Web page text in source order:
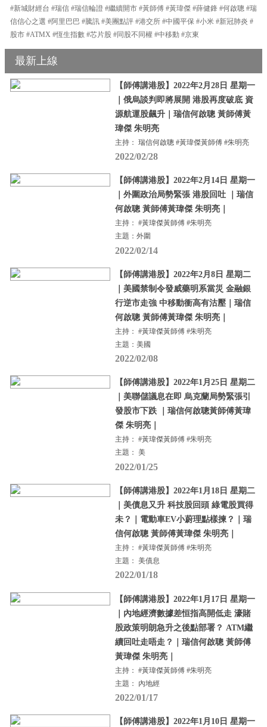
#新城財經台 #瑞信 #瑞信輪證 #繼續開市 #黃師傅 #黃瑋傑 #薛健鋒 #何啟聰 #瑞
信信心之選 #阿里巴巴 #騰訊 #美團點評 #港交所 #中國平保 #小米 #新冠肺炎 #
股市 #ATMX #恆生指數 #芯片股 #同股不同權 #中移動 #京東
最新上線
【師傅講港股】2022年2月28日 星期一
｜俄烏談判即將展開 港股再度破底 資
源航運股飆升｜瑞信何啟聰 黃師傅黃
瑋傑 朱明亮
主持： 瑞信何啟聰 #黃瑋傑黃師傅 #朱明亮
2022/02/28
【師傅講港股】2022年2月14日 星期一
｜外圍政治局勢緊張 港股回吐 ｜瑞信
何啟聰 黃師傅黃瑋傑 朱明亮｜
主持： #黃瑋傑黃師傅 #朱明亮
主題：外圍
2022/02/14
【師傅講港股】2022年2月8日 星期二
｜美國禁制令發威藥明系當災 金融銀
行逆市走強 中移動衝高有沽壓｜瑞信
何啟聰 黃師傅黃瑋傑 朱明亮｜
主持： #黃瑋傑黃師傅 #朱明亮
主題：美國
2022/02/08
【師傅講港股】2022年1月25日 星期二
｜美聯儲議息在即 烏克蘭局勢緊張引
發股市下跌 ｜瑞信何啟聰黃師傅黃瑋
傑 朱明亮｜
主持： #黃瑋傑黃師傅 #朱明亮
主題： 美
2022/01/25
【師傅講港股】2022年1月18日 星期二
｜美債息又升 科技股回頭 綠電股買得
未？｜電動車EV小蔚理點樣揀？｜瑞
信何啟聰 黃師傅黃瑋傑 朱明亮｜
主持： #黃瑋傑黃師傅 #朱明亮
主題： 美債息
2022/01/18
【師傅講港股】2022年1月17日 星期一
｜內地經濟數據差恒指高開低走 濠賭
股政策明朗急升之後點部署？ ATM繼
續回吐走唔走？｜瑞信何啟聰 黃師傅
黃瑋傑 朱明亮｜
主持： #黃瑋傑黃師傅 #朱明亮
主題： 內地經
2022/01/17
【師傅講港股】2022年1月10日 星期一